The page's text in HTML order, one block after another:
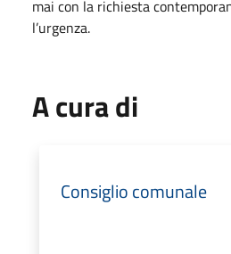
mai con la richiesta
l’urgenza.
A cura di
Consiglio comunale